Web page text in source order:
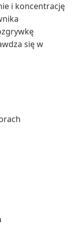
i koncentrację
się w